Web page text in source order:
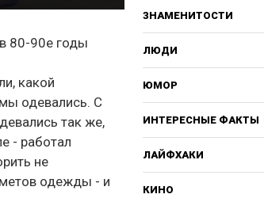
80-90е годы
какой
одевались. С
так же,
- работал
не
одежды - и
ЗНАМЕНИТОСТИ
ЛЮДИ
ЮМОР
ИНТЕРЕСНЫЕ ФАКТЫ
ЛАЙФХАКИ
КИНО